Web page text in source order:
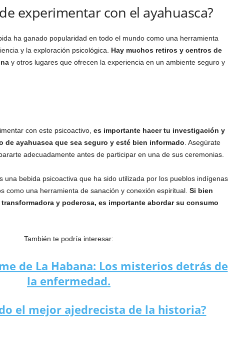
experimentar con el ayahuasca?
ha ganado popularidad en todo el mundo como una herramienta
y la exploración psicológica. Hay muchos retiros y centros de
y otros lugares que ofrecen la experiencia en un ambiente seguro y
con este psicoactivo, es importante hacer tu investigación y
de ayahuasca que sea seguro y esté bien informado . Asegúrate
adecuadamente antes de participar en una de sus ceremonias.
una bebida psicoactiva que ha sido utilizada por los pueblos indígenas
como una herramienta de sanación y conexión espiritual. Si bien
y poderosa, es importante abordar su consumo
También te podría interesar:
de La Habana: Los misterios detrás de
la enfermedad.
el mejor ajedrecista de la historia?